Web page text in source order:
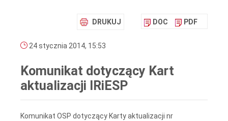
DRUKUJ DOC PDF
24 stycznia 2014, 15:53
Komunikat dotyczący Kart
aktualizacji IRiESP
Komunikat OSP dotyczący Karty aktualizacji nr